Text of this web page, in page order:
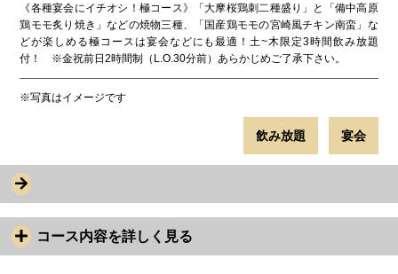
《各種宴会にイチオシ！極コース》「大摩桜鶏刺二種盛り」と「備中高原
鶏モモ炙り焼き」などの焼物三種、「国産鶏モモの宮崎風チキン南蛮」な
どが楽しめる極コースは宴会などにも最適！土~木限定3時間飲み放題
付！ ※金祝前日2時間制（L.O.30分前）あらかじめご了承下さい。
※写真はイメージです
飲み放題 宴会
コース内容を詳しく見る